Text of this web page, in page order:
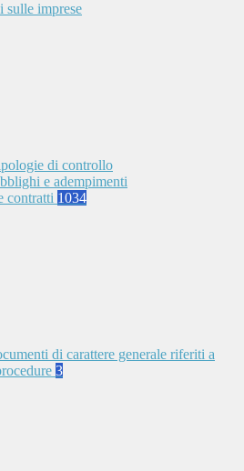
sulle imprese
di controllo
e adempimenti
contratti 1034
di carattere generale riferiti a
3